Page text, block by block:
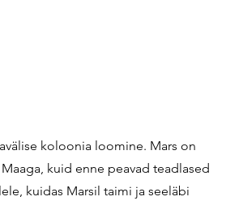
koloonia loomine. Mars on
kuid enne peavad teadlased
kuidas Marsil taimi ja seeläbi